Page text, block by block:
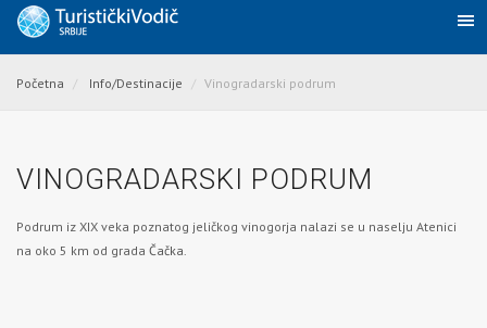
Početna Info/Destinacije Vinogradarski podrum
VINOGRADARSKI PODRUM
Podrum iz XIX veka poznatog jeličkog vinogorja nalazi se u naselju Atenici
na oko 5 km od grada Čačka.